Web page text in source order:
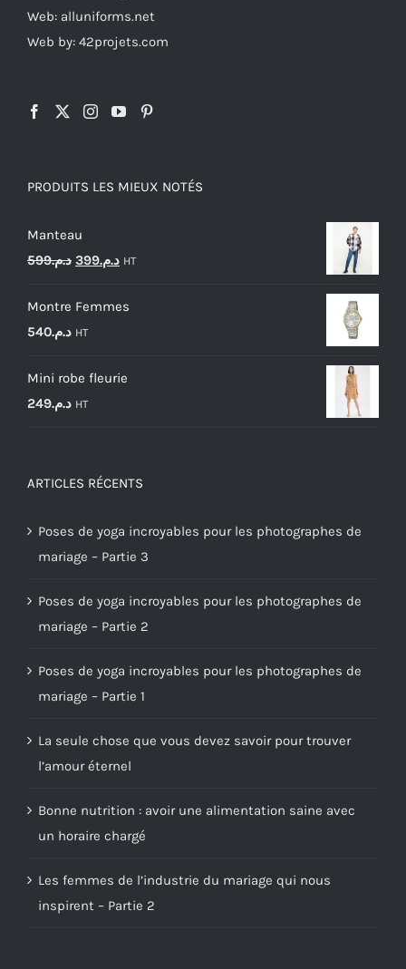
Web: alluniforms.net
Web by: 42projets.com
PRODUITS LES MIEUX NOTÉS
Manteau
د.م.599
Le
initial
était :
د.م.399
Le
actuel
HT
Montre Femmes
د.م.540 HT
Mini robe fleurie
د.م.249 HT
ARTICLES RÉCENTS
Poses de yoga incroyables pour les photographes de
mariage – Partie 3
Poses de yoga incroyables pour les photographes de
mariage – Partie 2
Poses de yoga incroyables pour les photographes de
mariage – Partie 1
La seule chose que vous devez savoir pour trouver
l’amour éternel
Bonne nutrition : avoir une alimentation saine avec
un horaire chargé
Les femmes de l’industrie du mariage qui nous
inspirent – Partie 2